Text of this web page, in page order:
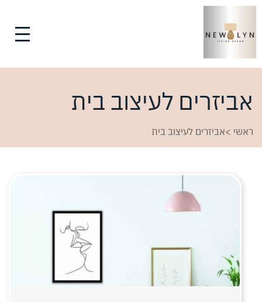
אביזרים לעיצוב בית
ראשי >אביזרים לעיצוב בית